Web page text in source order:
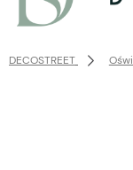
DECOSTREET